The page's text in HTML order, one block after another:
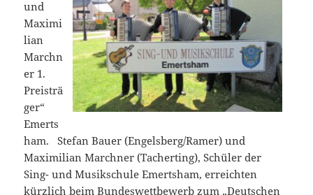
und
Maximi
lian
Marchn
er 1.
Preisträ
ger“
Emerts
ham. Stefan Bauer (Engelsberg/Ramer) und
Maximilian Marchner (Tacherting), Schüler der
Sing- und Musikschule Emertsham, erreichten
kürzlich beim Bundeswettbewerb zum „Deutschen